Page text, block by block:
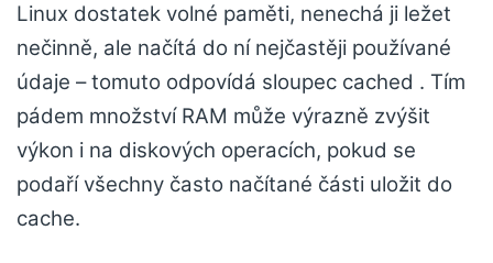
Linux dostatek volné paměti, nenechá ji ležet
nečinně, ale načítá do ní nejčastěji používané
údaje – tomuto odpovídá sloupec cached . Tím
pádem množství RAM může výrazně zvýšit
výkon i na diskových operacích, pokud se
podaří všechny často načítané části uložit do
cache.